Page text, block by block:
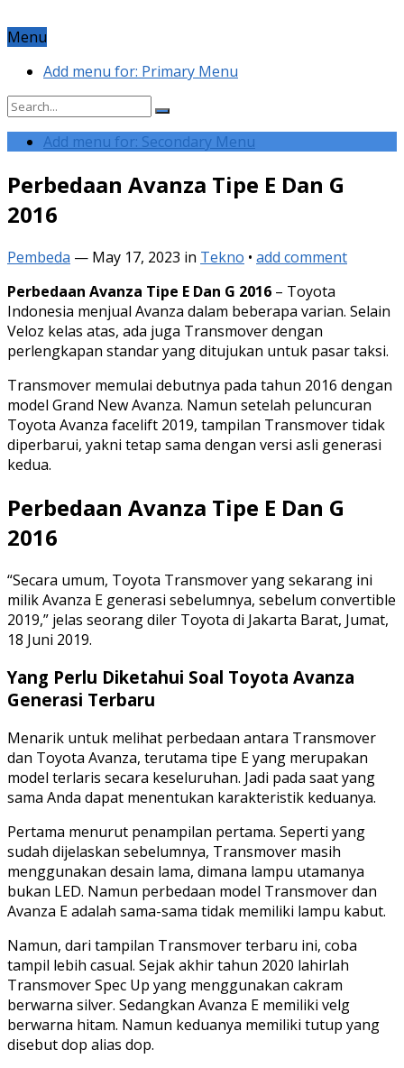
Menu
Add menu for: Primary Menu
Add menu for: Secondary Menu
Perbedaan Avanza Tipe E Dan G
2016
Pembeda — May 17, 2023 in Tekno • add comment
Perbedaan Avanza Tipe E Dan G 2016 – Toyota
Indonesia menjual Avanza dalam beberapa varian. Selain
Veloz kelas atas, ada juga Transmover dengan
perlengkapan standar yang ditujukan untuk pasar taksi.
Transmover memulai debutnya pada tahun 2016 dengan
model Grand New Avanza. Namun setelah peluncuran
Toyota Avanza facelift 2019, tampilan Transmover tidak
diperbarui, yakni tetap sama dengan versi asli generasi
kedua.
Perbedaan Avanza Tipe E Dan G
2016
“Secara umum, Toyota Transmover yang sekarang ini
milik Avanza E generasi sebelumnya, sebelum convertible
2019,” jelas seorang diler Toyota di Jakarta Barat, Jumat,
18 Juni 2019.
Yang Perlu Diketahui Soal Toyota Avanza
Generasi Terbaru
Menarik untuk melihat perbedaan antara Transmover
dan Toyota Avanza, terutama tipe E yang merupakan
model terlaris secara keseluruhan. Jadi pada saat yang
sama Anda dapat menentukan karakteristik keduanya.
Pertama menurut penampilan pertama. Seperti yang
sudah dijelaskan sebelumnya, Transmover masih
menggunakan desain lama, dimana lampu utamanya
bukan LED. Namun perbedaan model Transmover dan
Avanza E adalah sama-sama tidak memiliki lampu kabut.
Namun, dari tampilan Transmover terbaru ini, coba
tampil lebih casual. Sejak akhir tahun 2020 lahirlah
Transmover Spec Up yang menggunakan cakram
berwarna silver. Sedangkan Avanza E memiliki velg
berwarna hitam. Namun keduanya memiliki tutup yang
disebut dop alias dop.